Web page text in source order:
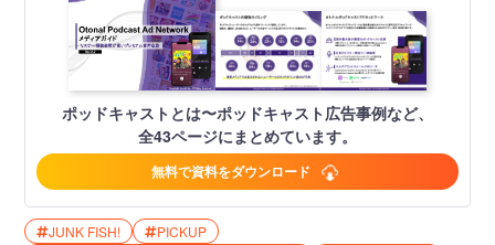
ポッドキャストとは〜ポッドキャスト広告事例など、
全43ページにまとめています。
無料で資料をダウンロード
JUNK FISH!
PICKUP